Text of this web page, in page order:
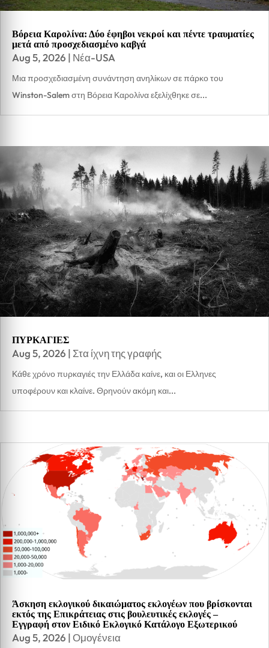
Βόρεια Καρολίνα: Δύο έφηβοι νεκροί και πέντε τραυματίες
μετά από προσχεδιασμένο καβγά
Aug 5, 2026 | Νέα-USA
Μια προσχεδιασμένη συνάντηση ανηλίκων σε πάρκο του
Winston-Salem στη Βόρεια Καρολίνα εξελίχθηκε σε...
ΠΥΡΚΑΓΙΕΣ
Aug 5, 2026 | Στα ίχνη της γραφής
Κάθε χρόνο πυρκαγιές την Ελλάδα καίνε, και οι Ελληνες
υποφέρουν και κλαίνε. Θρηνούν ακόμη και...
Άσκηση εκλογικού δικαιώματος εκλογέων που βρίσκονται
εκτός της Επικράτειας στις βουλευτικές εκλογές –
Εγγραφή στον Ειδικό Εκλογικό Κατάλογο Εξωτερικού
Aug 5, 2026 |Ομογένεια